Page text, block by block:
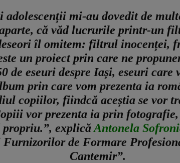
adolescenții mi-au dovedit de
că văd lucrurile printr-un
îl omitem: filtrul inocenței,
un proiect prin care ne
de eseuri despre Iași, eseuri care
prin care vom prezenta ia
copiilor, fiindcă aceștia se vor
vor prezenta ia prin
explicăAntonela
Furnizorilor de Formare
Cantemir”.